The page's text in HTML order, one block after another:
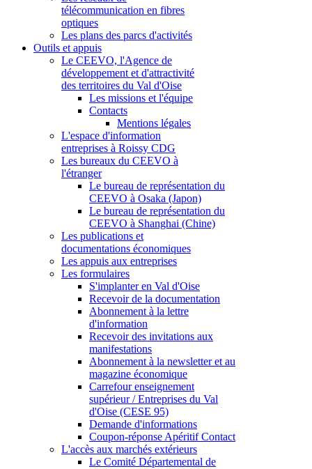
télécommunication en fibres
optiques
Les plans des parcs d'activités
Outils et appuis
Le CEEVO, l'Agence de
développement et d'attractivité
des territoires du Val d'Oise
Les missions et l'équipe
Contacts
Mentions légales
L'espace d'information
entreprises à Roissy CDG
Les bureaux du CEEVO à
l'étranger
Le bureau de représentation du
CEEVO à Osaka (Japon)
Le bureau de représentation du
CEEVO à Shanghai (Chine)
Les publications et
documentations économiques
Les appuis aux entreprises
Les formulaires
S'implanter en Val d'Oise
Recevoir de la documentation
Abonnement à la lettre
d'information
Recevoir des invitations aux
manifestations
Abonnement à la newsletter et au
magazine économique
Carrefour enseignement
supérieur / Entreprises du Val
d'Oise (CESE 95)
Demande d'informations
Coupon-réponse Apéritif Contact
L'accès aux marchés extérieurs
Le Comité Départemental de